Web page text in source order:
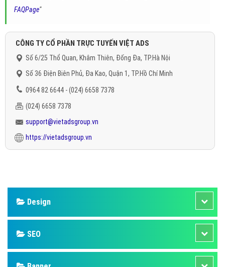
FAQPage"
CÔNG TY CỔ PHẦN TRỰC TUYẾN VIỆT ADS
Số 6/25 Thổ Quan, Khâm Thiên, Đống Đa, TP.Hà Nội
Số 36 Điện Biên Phủ, Đa Kao, Quận 1, TP.Hồ Chí Minh
0964 82 6644 - (024) 6658 7378
(024) 6658 7378
support@vietadsgroup.vn
https://vietadsgroup.vn